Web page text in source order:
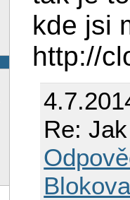
kde jsi
http://
Re: